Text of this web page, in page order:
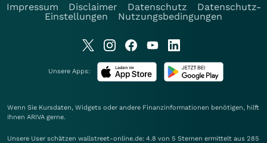
Impressum
Disclaimer Datenschutz
Datenschutz-
Einstellungen
Nutzungsbedingungen
Unsere Apps:
Wenn Sie Kursdaten, Widgets oder andere Finanzinformationen benötigen, hilft
Ihnen ARIVA gerne.
Unsere User schätzen wallstreet-online.de: 4.8 von 5 Sternen ermittelt aus 285